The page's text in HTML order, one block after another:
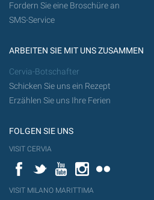
Fordern Sie eine Broschüre an
SMS-Service
ARBEITEN SIE MIT UNS ZUSAMMEN
Cervia-Botschafter
Schicken Sie uns ein Rezept
Erzählen Sie uns Ihre Ferien
FOLGEN SIE UNS
VISIT CERVIA
FacebookTwitterYouTubeInstagram
VISIT MILANO MARITTIMA